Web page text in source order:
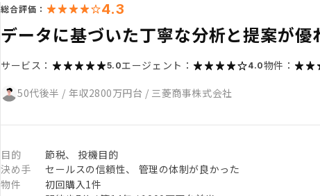
総合評価： 4.3
データに基づいた丁寧な分析と提案が優
サービス： 5.0エージェント： 4.0物件：
50代後半 / 年収2800万円台 / 三菱商事株式会社
目的
節税、 投機目的
決め手
セールスの信頼性、 管理の体制が良かった
物件
初回購入1件